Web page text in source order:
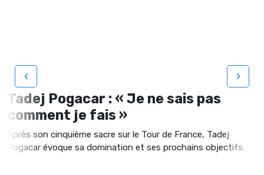
Tadej Pogacar : « Je ne sais pas
comment je fais »
Après son cinquième sacre sur le Tour de France, Tadej
Pogacar évoque sa domination et ses prochains objectifs.
‹ ›